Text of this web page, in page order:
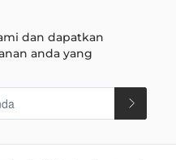
dan dapatkan
anda yang